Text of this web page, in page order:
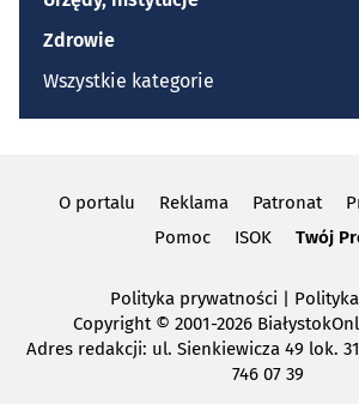
Zdrowie
Wszystkie kategorie
O portalu Reklama Patronat
Pomoc
ISOK Twój
Polityka prywatności |
Copyright© 2001-2026
Adres redakcji: ul. Sienkiewicza 49 lok.
746 07 39